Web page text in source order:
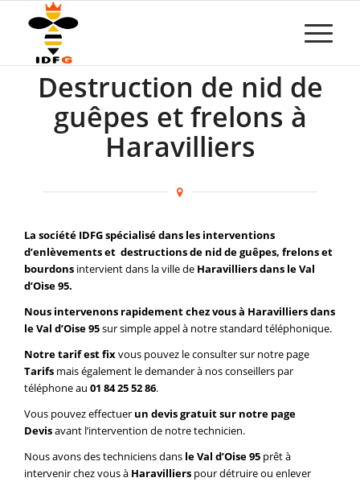
Destruction de nid de
guêpes et frelons à
Haravilliers
La société IDFG spécialisé dans les interventions
d’enlèvements et destructions de nid de guêpes, frelons et
bourdons intervient dans la ville de Haravilliers dans le Val
d’Oise 95.
Nous intervenons rapidement chez vous à Haravilliers dans
le Val d’Oise 95sur simple appel à notre standard téléphonique.
Notre tarif est fixvous pouvez le consulter sur notre page
Tarifs mais également le demander à nos conseillers par
téléphone au 01 84 25 52 86.
Vous pouvez effectuer un devis gratuit sur notre page
Devisavant l’intervention de notre technicien.
Nous avons des techniciens dans le Val d’Oise 95 prêt à
intervenir chez vous à Haravilliers pour détruire ou enlever